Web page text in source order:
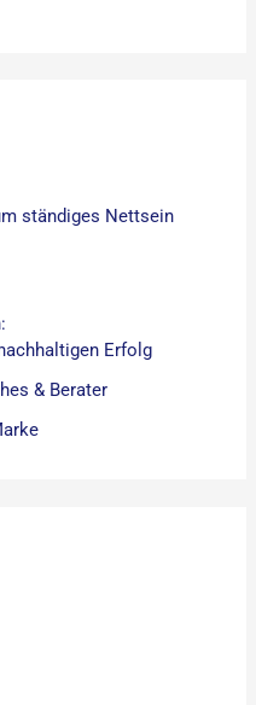
ständiges Nettsein
Erfolg
& Berater